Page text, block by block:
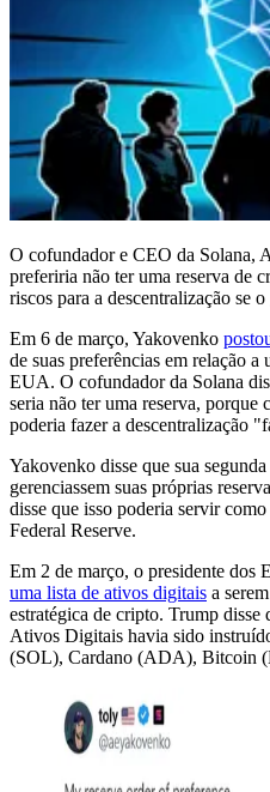
O cofundador e CEO da Solana,
preferiria não ter uma reserva de
riscos para a descentralização se
Em 6 de março, Yakovenko
de suas preferências em relação
EUA. O cofundador da Solana
seria não ter uma reserva,
poderia fazer a descentralização
Yakovenko disse que sua
gerenciassem suas próprias
disse que isso poderia servir
Federal Reserve.
Em 2 de março, o presidente dos
uma lista de ativos digitais a
estratégica de cripto. Trump
Ativos Digitais havia sido
(SOL), Cardano (ADA), Bitcoin